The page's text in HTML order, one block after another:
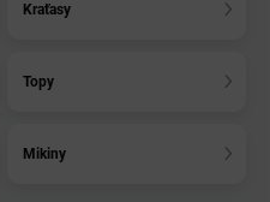
Kraťasy
Topy
Mikiny